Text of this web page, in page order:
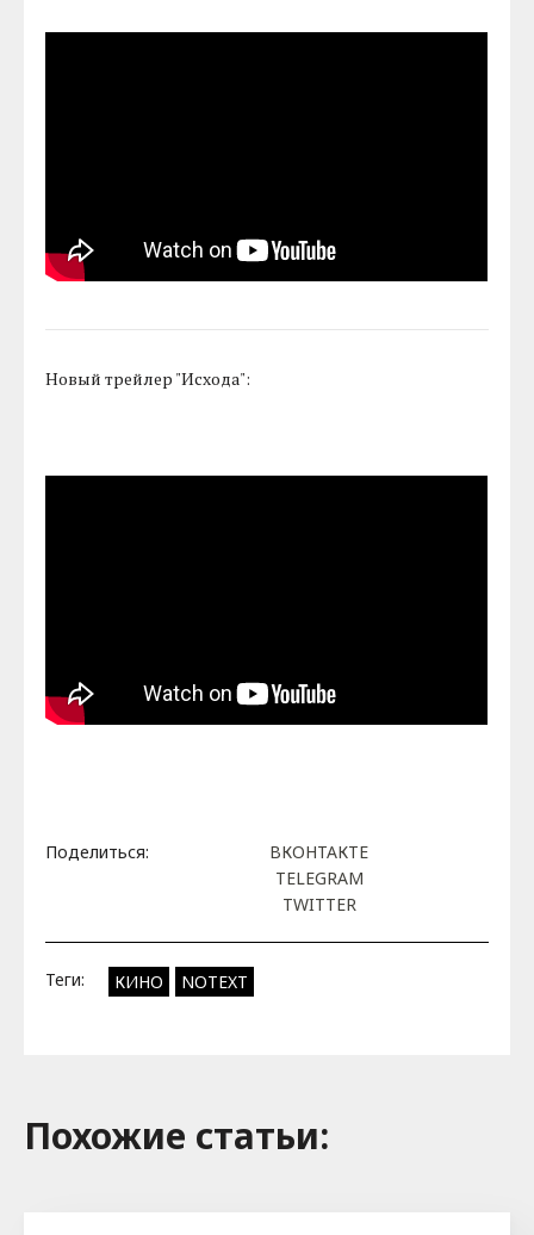
Новый трейлер "Исхода":
Поделиться:
ВКОНТАКТЕ
TELEGRAM
TWITTER
Теги: КИНО NOTEXT
Похожие cтатьи: